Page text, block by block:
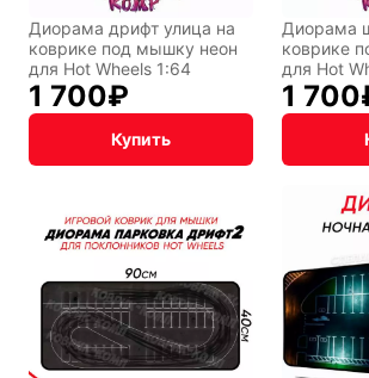
Диорама дрифт улица на
коврике под мышку неон
для Hot Wheels 1:64
1 700₽
Купить
Диорама
коврике
для Hot
1 700